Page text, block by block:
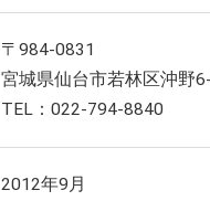
〒984-0831
宮城県仙台市若林区沖野
TEL：022-794-8840
2012年9月